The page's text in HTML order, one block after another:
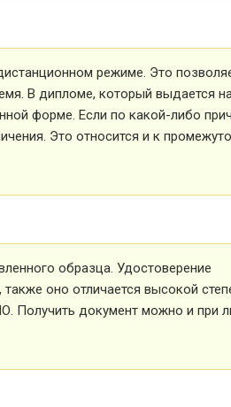
режиме. Это
В дипломе, который выдается
форме. Если по какой-либо
Это относится и к
образца. Удостоверение
оно отличается высокой
Получить документ можно и при